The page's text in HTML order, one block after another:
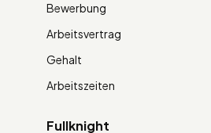
Bewerbung
Arbeitsvertrag
Gehalt
Arbeitszeiten
Fullknight